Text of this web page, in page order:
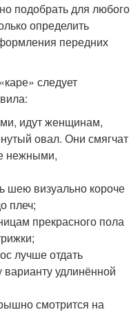
подобрать для любого
определить
передних
следует
идут женщинам,
овал. Они смягчат
нежными,
визуально короче
плеч;
прекрасного пола
лучше отдать
варианту удлинённой
смотрится на